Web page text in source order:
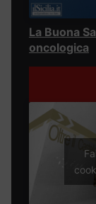
La Buona
oncologica